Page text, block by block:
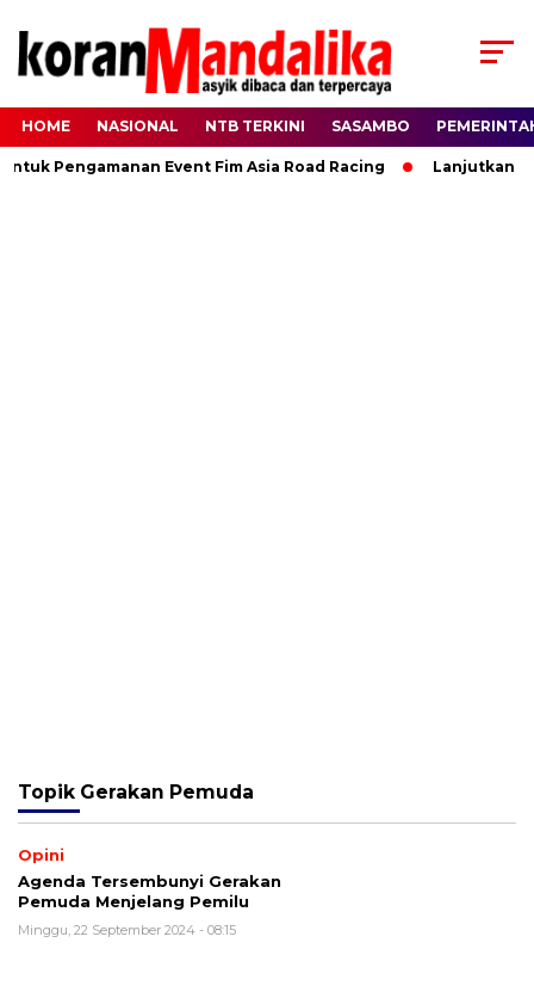
HOME NASIONAL NTB TERKINI SASAMBO
Pengamanan Event Fim Asia Road Racing Lanjutkan
Topik Gerakan Pemuda
Opini
Agenda Tersembunyi Gerakan
Pemuda Menjelang Pemilu
Minggu, 22 September 2024 - 08:15